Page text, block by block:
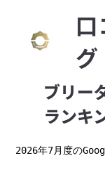
グ
ブリー
ランキ
2026年7月度の